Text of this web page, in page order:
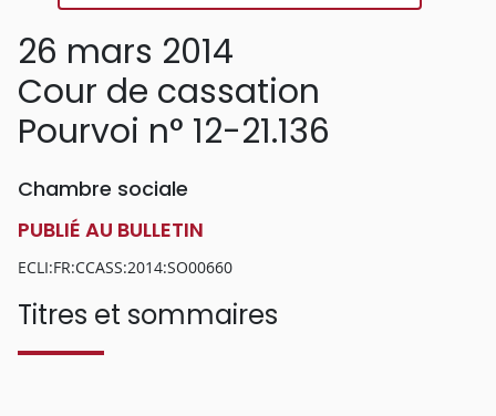
26 mars 2014
Cour de cassation
Pourvoi n° 12-21.136
Chambre sociale
PUBLIÉ AU BULLETIN
ECLI:FR:CCASS:2014:SO00660
Titres et sommaires